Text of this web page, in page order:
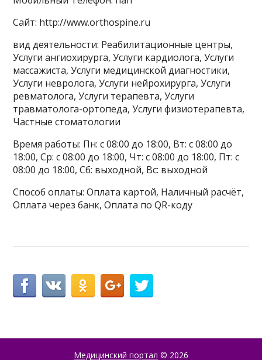
Сайт: http://www.orthospine.ru
вид деятельности: Реабилитационные центры,
Услуги ангиохирурга, Услуги кардиолога, Услуги
массажиста, Услуги медицинской диагностики,
Услуги невролога, Услуги нейрохирурга, Услуги
ревматолога, Услуги терапевта, Услуги
травматолога-ортопеда, Услуги физиотерапевта,
Частные стоматологии
Время работы: Пн: с 08:00 до 18:00, Вт: с 08:00 до
18:00, Ср: с 08:00 до 18:00, Чт: с 08:00 до 18:00, Пт: с
08:00 до 18:00, Сб: выходной, Вс: выходной
Способ оплаты: Оплата картой, Наличный расчёт,
Оплата через банк, Оплата по QR-коду
Медицинский портал © 2026